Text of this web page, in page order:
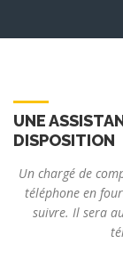
UNE
DISPOSITION
Un chargé de
téléphone en
suivre. Il sera